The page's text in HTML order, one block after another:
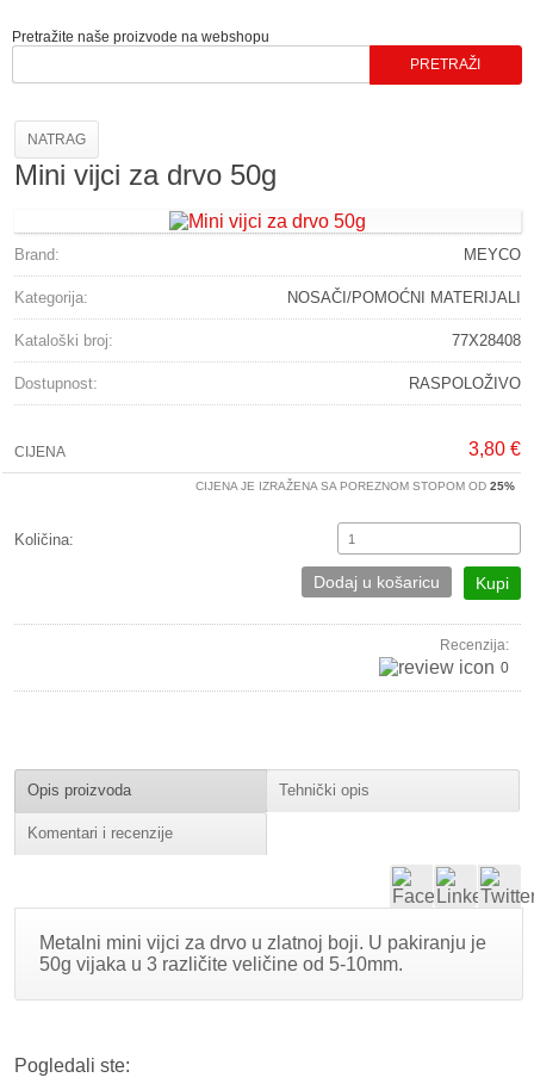
Pretražite naše proizvode na webshopu
NATRAG
Mini vijci za drvo 50g
Brand: MEYCO
Kategorija: NOSAČI/POMOĆNI MATERIJALI
Kataloški broj: 77X28408
Dostupnost: RASPOLOŽIVO
CIJENA 3,80 €
CIJENA JE IZRAŽENA SA POREZNOM STOPOM OD 25%
Količina:
Kupi
Dodaj u košaricu
Recenzija:
0
Opis proizvoda Tehnički opis
Komentari i recenzije
Metalni mini vijci za drvo u zlatnoj boji. U pakiranju je
50g vijaka u 3 različite veličine od 5-10mm.
Pogledali ste: